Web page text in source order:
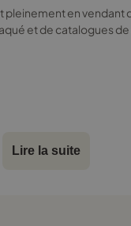
en
et de catalogues
Lire la suite